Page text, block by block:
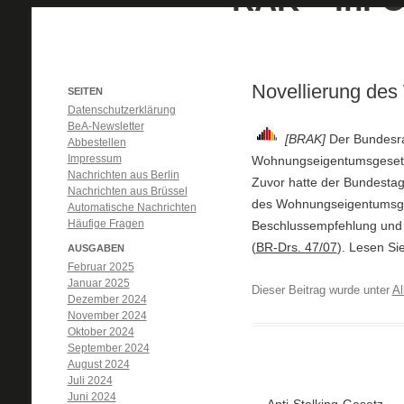
Novellierung
[BRAK] Der
Zuvor hatte der
des
Beschlussempfehlung
(BR-Drs. 47/07). Lesen
Dieser Beitrag wurde unter
SEITEN
Datenschutzerklärung
BeA-Newsletter
Abbestellen
Impressum
Nachrichten aus Berlin
Nachrichten aus Brüssel
Automatische Nachrichten
Häufige Fragen
AUSGABEN
Februar 2025
Januar 2025
Dezember 2024
November 2024
Oktober 2024
September 2024
August 2024
Juli 2024
Juni 2024